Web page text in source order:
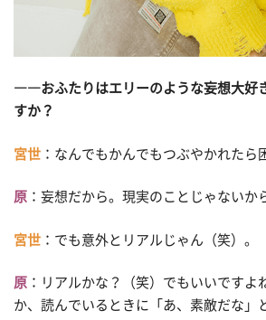
――おふたりはエリーのような妄想大好
すか？
宮世 ：なんでもかんでもつぶやかれたら
原 ：妄想だから。現実のことじゃないか
宮世 ：でも意外とリアルじゃん（笑）。
原 ：リアルかな？（笑）でもいいですよ
か、読んでいるときに「あ、素敵だな」